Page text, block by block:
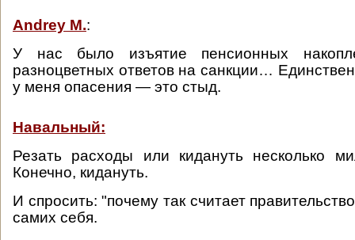
Andrey M.:
У нас было изъятие пенсионных
разноцветных ответов на санкции…
у меня опасения — это стыд.
Навальный:
Резать расходы или кидануть несколько
Конечно, кидануть.
И спросить: "почему так считает
самих себя.